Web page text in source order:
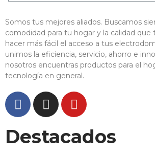
Somos tus mejores aliados. Buscamos
comodidad para tu hogar y la calidad que
hacer más fácil el acceso a tus
unimos la eficiencia, servicio, ahorro e
nosotros encuentras productos para el
tecnología en general.
Destacados